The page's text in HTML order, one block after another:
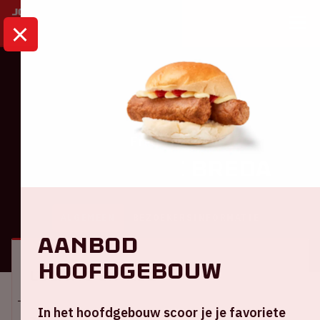
AJAX - NAC BREDA
Eredivisie
Locatie en tijd
Aanbod
hoofdgebouw
In het hoofdgebouw scoor je je favoriete